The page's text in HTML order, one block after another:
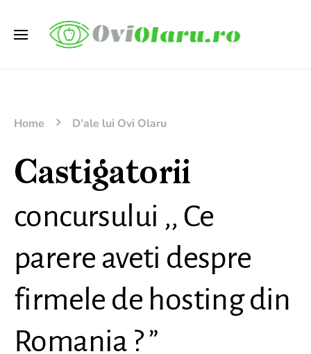
Home D’ale lui Ovi Olaru
Castigatorii
concursului ,, Ce
parere aveti despre
firmele de hosting din
Romania ? ”